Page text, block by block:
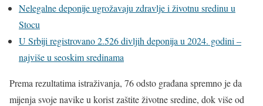
Nelegalne deponije ugrožavaju zdravlje i životnu sredinu u
Stocu
U Srbiji registrovano 2.526 divljih deponija u 2024. godini –
najviše u seoskim sredinama
Prema rezultatima istraživanja, 76 odsto građana spremno je da
mijenja svoje navike u korist zaštite životne sredine, dok više od